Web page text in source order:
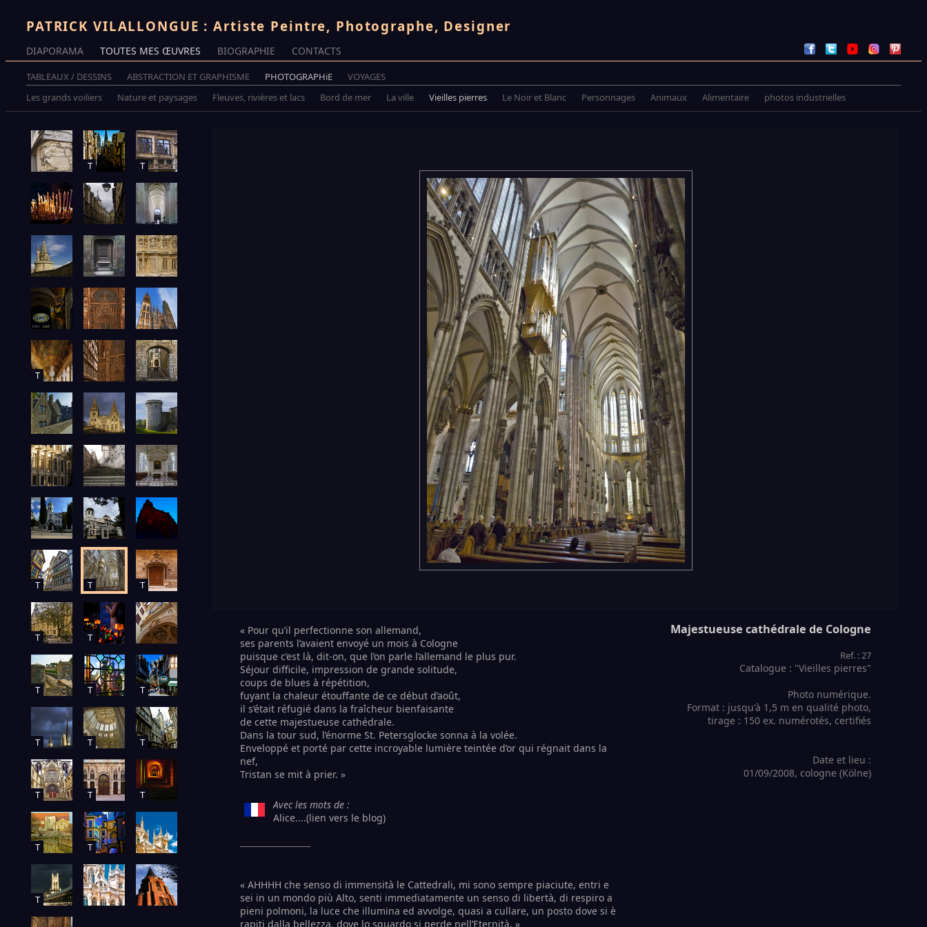
PATRICK VILALLONGUE : Artiste Peintre, Photographe, Designer
DIAPORAMA TOUTES MES ŒUVRES BIOGRAPHIE CONTACTS
TABLEAUX / DESSINS ABSTRACTION ET GRAPHISME PHOTOGRAPHiE
VOYAGES
Les grands voiliers
Nature et paysages Fleuves, rivières et lacs Bord de mer La ville Vieilles pierres Le Noir et Blanc Personnages Animaux Alimentaire photos industrielles
T T
T
T T T
T T
T T T
T T T
T T T
T T
T
« Pour qu’il perfectionne son allemand,
ses parents l’avaient envoyé un mois à Cologne
puisque c’est là, dit-on, que l’on parle l’allemand le plus pur.
Séjour difficile, impression de grande solitude,
coups de blues à répétition,
fuyant la chaleur étouffante de ce début d’août,
il s’était réfugié dans la fraîcheur bienfaisante
de cette majestueuse cathédrale.
Dans la tour sud, l’énorme St. Petersglocke sonna à la volée.
Enveloppé et porté par cette incroyable lumière teintée d’or qui régnait dans la
nef,
Tristan se mit à prier. »
Avec les mots de :
Alice....(lien vers le blog)
« AHHHH che senso di immensità le Cattedrali, mi sono sempre piaciute, entri e
sei in un mondo più Alto, senti immediatamente un senso di libertà, di respiro a
pieni polmoni, la luce che illumina ed avvolge, quasi a cullare, un posto dove si è
rapiti dalla bellezza, dove lo sguardo si perde nell’Eternità. »
Majestueuse cathédrale de Cologne
Ref. : 27
Catalogue : "Vieilles pierres"
Photo numérique.
Format : jusqu'à 1,5 m en qualité photo,
tirage : 150 ex. numérotés, certifiés
Date et lieu :
01/09/2008, cologne (Kölne)